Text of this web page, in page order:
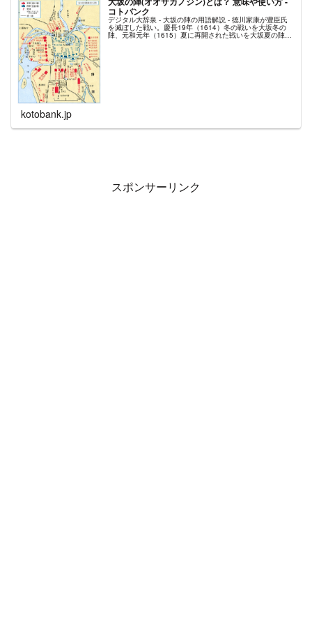
コトバンク
デジタル大辞泉 - 大坂の陣の用語解説 - 徳川家康が豊臣氏
を滅ぼした戦い。慶長19年（1614）冬の戦いを大坂冬の
陣、元和元年（1615）夏に再開された戦いを大坂夏の陣と
kotobank.jp
スポンサーリンク